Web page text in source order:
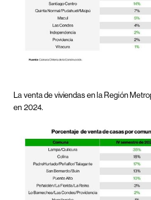
La venta de viviendas en la Región
en 2024.